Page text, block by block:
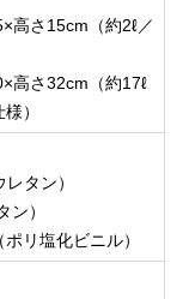
高さ15cm（約2ℓ／
高さ32cm（約17ℓ
）
タン）
ン）
リ塩化ビニル）